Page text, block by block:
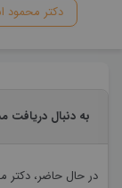
دکتر
به دنبال دریافت
در حال حاضر،دکتر